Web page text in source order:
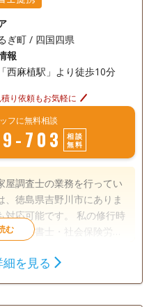
ぎ町 / 四国四県
報
西麻植駅」より徒歩10分
り依頼もお気軽に
フに無料相談
703
相談
無料
屋調査士の業務を行ってい
、徳島県吉野川市にありま
です。 私の修行時
行政書士・社会保険労務
続き全般、税金のについて
割 を見る